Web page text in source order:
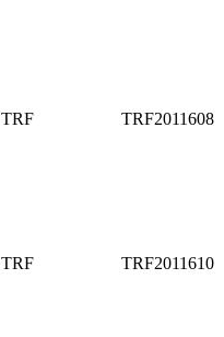
TRF TRF2011608
TRF TRF2011610